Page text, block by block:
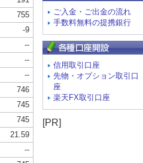
ご入金・ご出金の流れ
手数料無料の提携銀行
信用取引口座
先物・オプション取引口
座
楽天FX取引口座
[PR]